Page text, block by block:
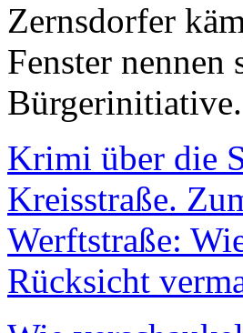
Zernsdorfer
Fenster
Krimi über die
Kreisstraße.
Werftstraße:
Rücksicht